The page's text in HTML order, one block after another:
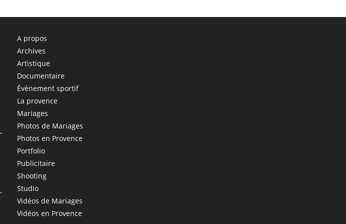
A propos
Archives
Artistique
Documentaire
Évènement sportif
La provence
Mariages
Photos de Mariages
Photos en Provence
Portfolio
Publicitaire
Shooting
Studio
Vidéos de Mariages
Vidéos en Provence